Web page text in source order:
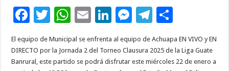
F
ac
e
b
T
wi
tt
er
W
h
at
sA
E
m
ai
l
Li
n
k
e
M
es
se
n
T
el
e
gr
m
p
El equipo de Municipal se enfrenta al equipo de Achuapa EN VIVO y EN
DIRECTO por la Jornada 2 del Torneo Clausura 2025 de la Liga Guate
Banrural, este partido se podrá disfrutar este miércoles 22 de enero a